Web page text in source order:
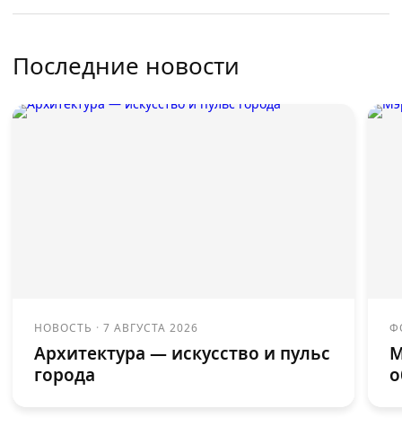
Последние новости
НОВОСТЬ ·7 АВГУСТА 2026
Архитектура — искусство и пульс
города